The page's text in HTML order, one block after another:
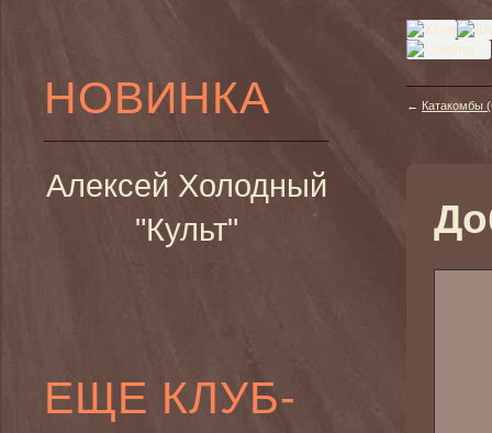
НОВИНКА
Алексей Холодный
"Культ"
ЕЩЕ КЛУБ-
← Катакомбы